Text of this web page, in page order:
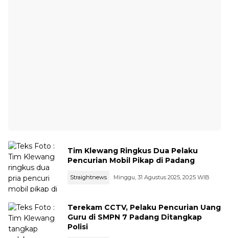
Tim Klewang Ringkus Dua Pelaku
Pencurian Mobil Pikap di Padang
Straightnews Minggu, 31 Agustus 2025, 20:25 WIB
Terekam CCTV, Pelaku Pencurian Uang
Guru di SMPN 7 Padang Ditangkap
Polisi